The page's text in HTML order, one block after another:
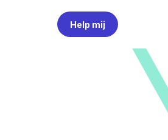
Help mij